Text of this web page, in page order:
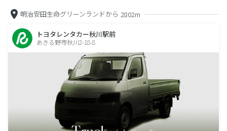
明治安田生命グリーンランドから 2802m
トヨタレンタカー秋川駅前
あきる野市秋川2-18-8